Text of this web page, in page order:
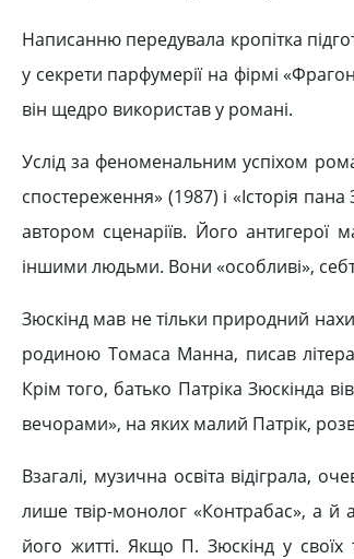
Написанню передувала кропітка
у секрети парфумерії на фірмі
він щедро використав у романі.
Услід за феноменальним успіхом
спостереження» (1987) і «Історія
автором сценаріїв. Його антигерої
іншими людьми. Вони «особливі»,
Зюскінд мав не тільки природний
родиною Томаса Манна, писав
Крім того, батько Патріка Зюскінда
вечорами», на яких малий Патрік,
Взагалі, музична освіта відіграла,
лише твір-монолог «Контрабас», а й
його житті. Якщо П. Зюскінд у своїх